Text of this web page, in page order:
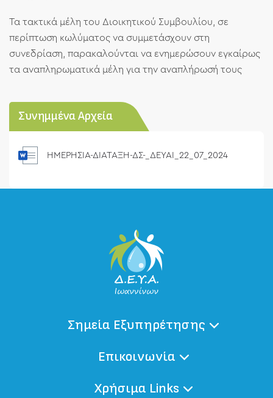
Τα τακτικά μέλη του Διοικητικού Συμβουλίου, σε
περίπτωση κωλύματος να συμμετάσχουν στη
συνεδρίαση, παρακαλούνται να ενημερώσουν εγκαίρως
τα αναπληρωματικά μέλη για την αναπλήρωσή τους
Συνημμένα Αρχεία
ΗΜΕΡΗΣΙΑ-ΔΙΑΤΑΞΗ-ΔΣ-_ΔΕΥΑΙ_22_07_2024
Σημεία Εξυπηρέτησης
Επικοινωνία
Χρήσιμα Links